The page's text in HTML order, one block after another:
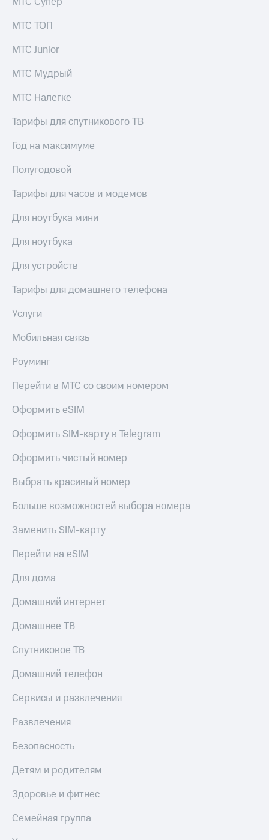
МТС ТОП
МТС Junior
МТС Мудрый
МТС Налегке
Тарифы для спутникового ТВ
Год на максимуме
Полугодовой
Тарифы для часов и модемов
Для ноутбука мини
Для ноутбука
Для устройств
Тарифы для домашнего телефона
Услуги
Мобильная связь
Роуминг
Перейти в МТС со своим номером
Оформить eSIM
Оформить SIM-карту в Telegram
Оформить чистый номер
Выбрать красивый номер
Больше возможностей выбора номера
Заменить SIM-карту
Перейти на eSIM
Для дома
Домашний интернет
Домашнее ТВ
Спутниковое ТВ
Домашний телефон
Сервисы и развлечения
Развлечения
Безопасность
Детям и родителям
Здоровье и фитнес
Семейная группа